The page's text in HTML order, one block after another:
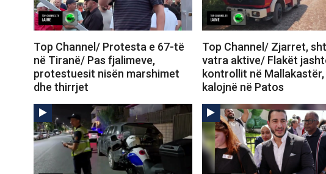
Top Channel/ Protesta e 67-të
në Tiranë/ Pas fjalimeve,
protestuesit nisën marshimet
dhe thirrjet
Top Channel/ Zjarret,
vatra aktive/ Flakët
kontrollit në Mallakastër,
kalojnë në Patos